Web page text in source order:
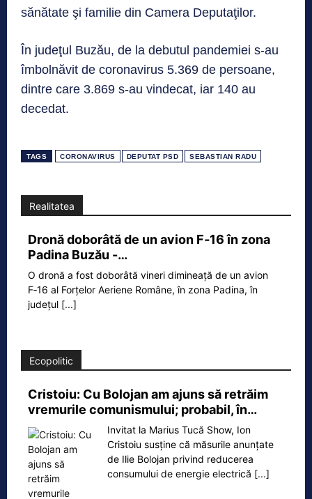
sănătate şi familie din Camera Deputaţilor.
În judeţul Buzău, de la debutul pandemiei s-au
îmbolnăvit de coronavirus 5.369 de persoane,
dintre care 3.869 s-au vindecat, iar 140 au
decedat.
TAGS CORONAVIRUS DEPUTAT PSD SEBASTIAN RADU
Realitatea
Dronă doborâtă de un avion F‑16 în zona
Padina Buzău -…
O dronă a fost doborâtă vineri dimineață de un avion
F‑16 al Forțelor Aeriene Române, în zona Padina, în
județul [...]
Ecopolitic
Cristoiu: Cu Bolojan am ajuns să retrăim
vremurile comunismului; probabil, în…
Invitat la Marius Tucă Show, Ion
Cristoiu susține că măsurile anunțate
de Ilie Bolojan privind reducerea
consumului de energie electrică [...]